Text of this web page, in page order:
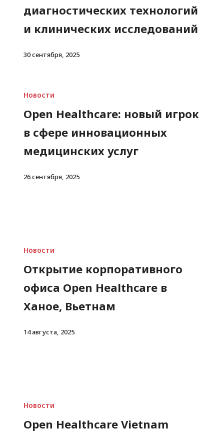
диагностических технологий
и клинических исследований
30 сентября, 2025
Новости
Open Healthcare: новый игрок
в сфере инновационных
медицинских услуг
26 сентября, 2025
Новости
Открытие корпоративного
офиса Open Healthcare в
Ханое, Вьетнам
14 августа, 2025
Новости
Open Healthcare Vietnam